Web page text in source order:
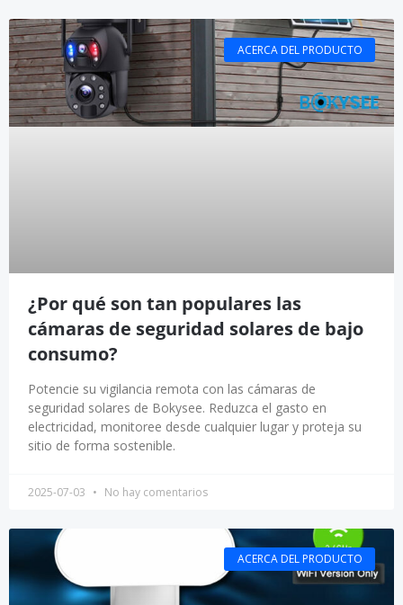
ACERCA DEL PRODUCTO
¿Por qué son tan populares las
cámaras de seguridad solares de bajo
consumo?
Potencie su vigilancia remota con las cámaras de
seguridad solares de Bokysee. Reduzca el gasto en
electricidad, monitoree desde cualquier lugar y proteja su
sitio de forma sostenible.
2025-07-03 No hay comentarios
ACERCA DEL PRODUCTO